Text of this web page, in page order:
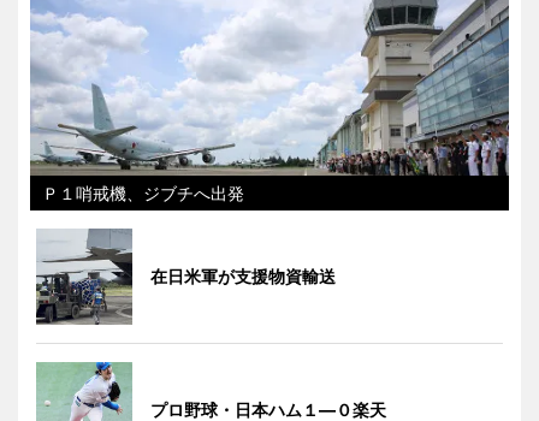
Ｐ１哨戒機、ジブチへ出発
在日米軍が支援物資輸送
プロ野球・日本ハム１―０楽天